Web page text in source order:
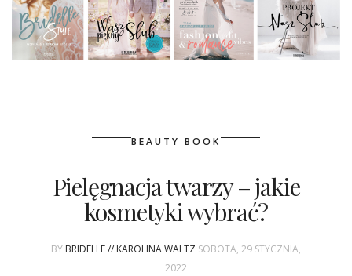
BEAUTY BOOK
Pielęgnacja twarzy – jakie
kosmetyki wybrać?
BY BRIDELLE // KAROLINA WALTZ SOBOTA, 29 STYCZNIA,
2022